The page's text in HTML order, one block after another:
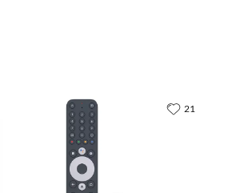
21